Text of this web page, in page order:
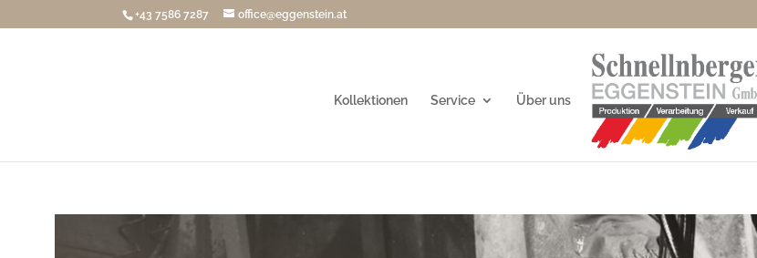
+43 7586 7287 office@eggenstein.at
Kollektionen Service Über uns